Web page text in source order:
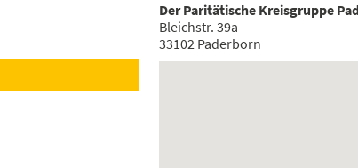
Der Paritätische Kreisgruppe
Bleichstr. 39a
33102 Paderborn